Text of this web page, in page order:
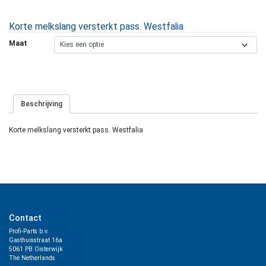
Korte melkslang versterkt pass. Westfalia
Maat
Beschrijving
Korte melkslang versterkt pass. Westfalia
Contact
Profi-Parts b.v.
Gasthuisstraat 16a
5061 PB Oisterwijk
The Netherlands